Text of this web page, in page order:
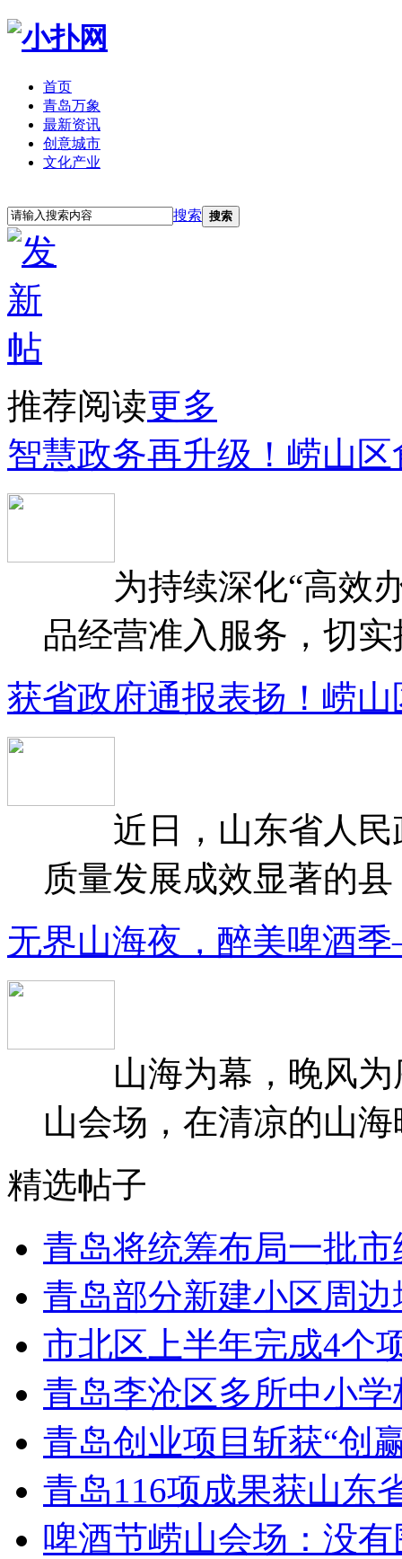
首页
青岛万象
最新资讯
创意城市
文化产业
搜索 搜索
推荐阅读更多
智慧政务再升级！崂山
为持续深化“高效办
品经营准入服务，切
获省政府通报表扬！崂
近日，山东省人民
质量发展成效显著的
无界山海夜，醉美啤酒
山海为幕，晚风为
山会场，在清凉的山
精选帖子
青岛将统筹布局一批市
青岛部分新建小区周
市北区上半年完成4个
青岛李沧区多所中小
青岛创业项目斩获“创
青岛116项成果获山东
啤酒节崂山会场：没有